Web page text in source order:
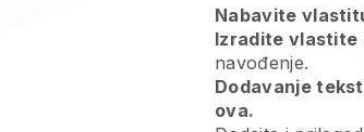
Nabavite
Izradite vlastite
navođenje.
Dodavanje
ova.